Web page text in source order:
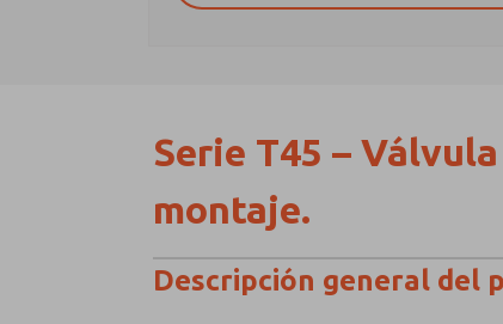
Serie T45 –
montaje.
Descripción general del